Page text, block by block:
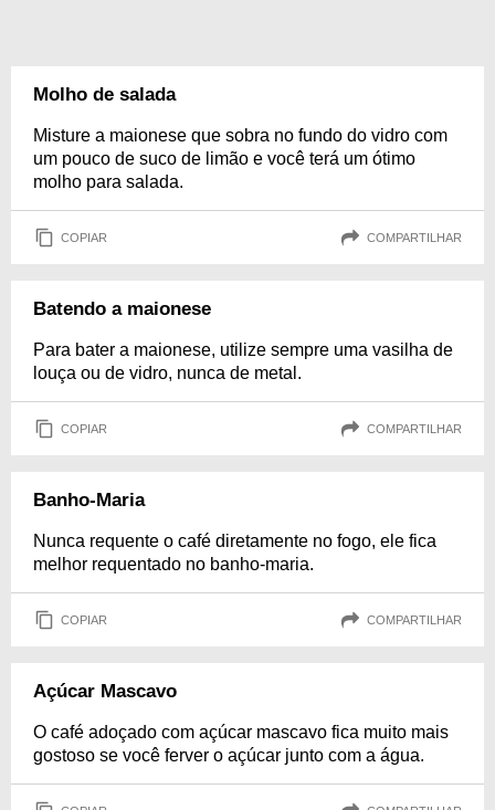
Molho de salada
Misture a maionese que sobra no fundo do vidro com
um pouco de suco de limão e você terá um ótimo
molho para salada.
COPIAR COMPARTILHAR
Batendo a maionese
Para bater a maionese, utilize sempre uma vasilha de
louça ou de vidro, nunca de metal.
COPIAR COMPARTILHAR
Banho-Maria
Nunca requente o café diretamente no fogo, ele fica
melhor requentado no banho-maria.
COPIAR COMPARTILHAR
Açúcar Mascavo
O café adoçado com açúcar mascavo fica muito mais
gostoso se você ferver o açúcar junto com a água.